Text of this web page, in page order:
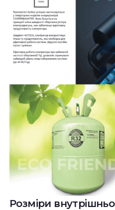
Розміри